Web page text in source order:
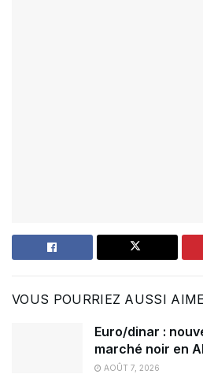
VOUS POURRIEZ AUSSI
Euro/dinar :
marché noir en
AOÛT 7, 2026